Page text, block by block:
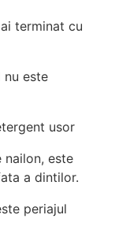
terminat cu
este
usor
este
a dintilor.
periajul